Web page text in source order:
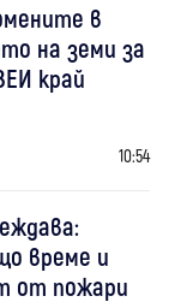
в
на земи за
край
10:54
време и
от пожари